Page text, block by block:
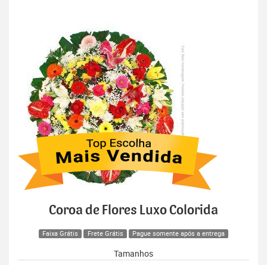
Coroa de Flores Luxo Colorida
Faixa Grátis Frete Grátis Pague somente após a entrega
Tamanhos